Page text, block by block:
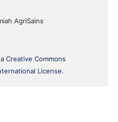
AgriSains
Creative Commons
License.